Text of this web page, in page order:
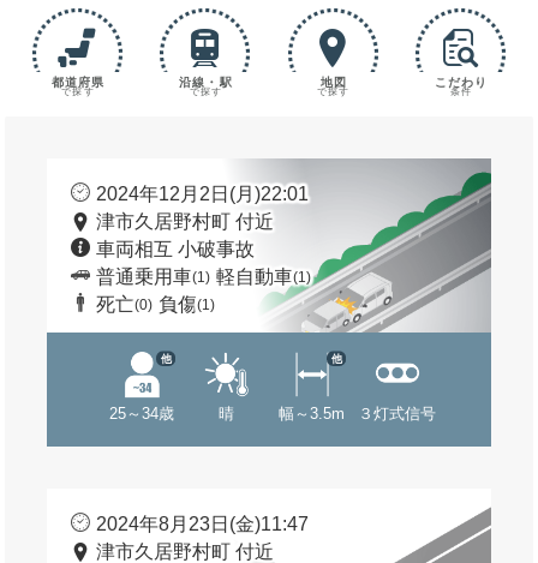
都道府県
で探す
沿線・駅
で探す
地図
で探す
こだわり
条件
2024年12月2日(月)22:01
津市久居野村町 付近
車両相互 小破事故
普通乗用車(1) 軽自動車(1)
死亡(0) 負傷(1)
25～34歳
他
晴 幅～3.5m
他
３灯式信号
2024年8月23日(金)11:47
津市久居野村町 付近